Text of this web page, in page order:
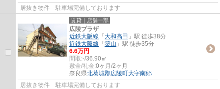
居抜き物件 駐車場完備しております
賃貸｜店舗一部
広陵プラザ
近鉄大阪線 「 大和高田 」駅 徒歩38分
近鉄大阪線 「 築山 」駅 徒歩35分
6.6万円
間取:-/36.90㎡
敷金/礼金:0ヶ月/2ヶ月
奈良県北葛城郡広陵町大字南郷
居抜き物件 駐車場完備しております